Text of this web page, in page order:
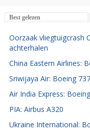
Best gelezen
Oorzaak vliegtuigcrash
achterhalen
China Eastern Airlines:
Sriwijaya Air: Boeing
Air India Express:
PIA: Airbus A320
Ukraine International: